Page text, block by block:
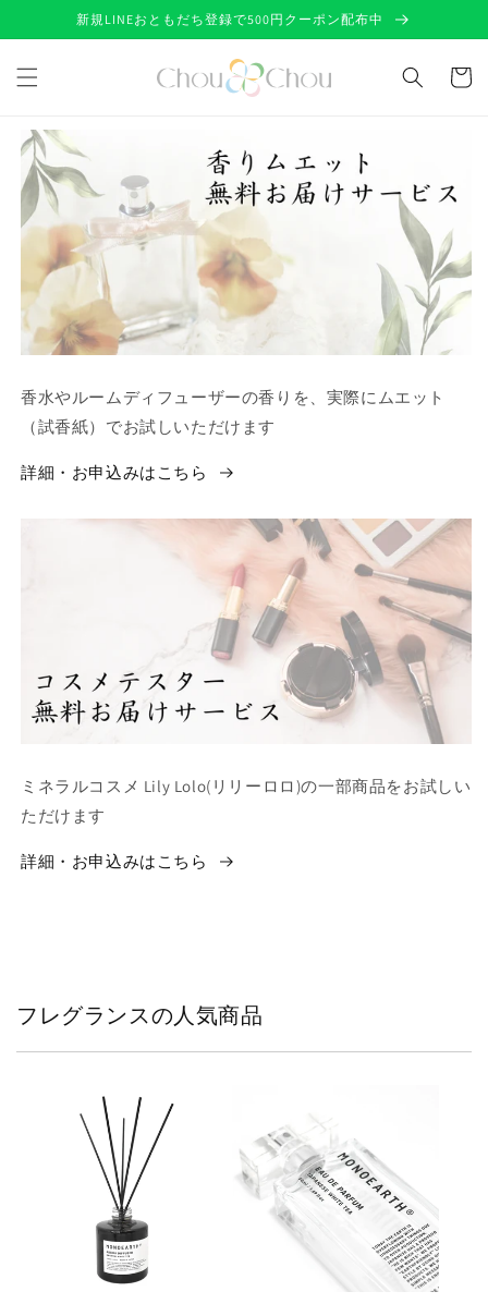
ンツに
進む
新規LINEおともだち登録で500円クーポン配布中
ー
香水やルームディフューザーの香りを、実際にムエット
（試香紙）でお試しいただけます
詳細・お申込みはこちら
ミネラルコスメ Lily Lolo(リリーロロ)の一部商品をお試しい
ただけます
詳細・お申込みはこちら
フレグランスの人気商品